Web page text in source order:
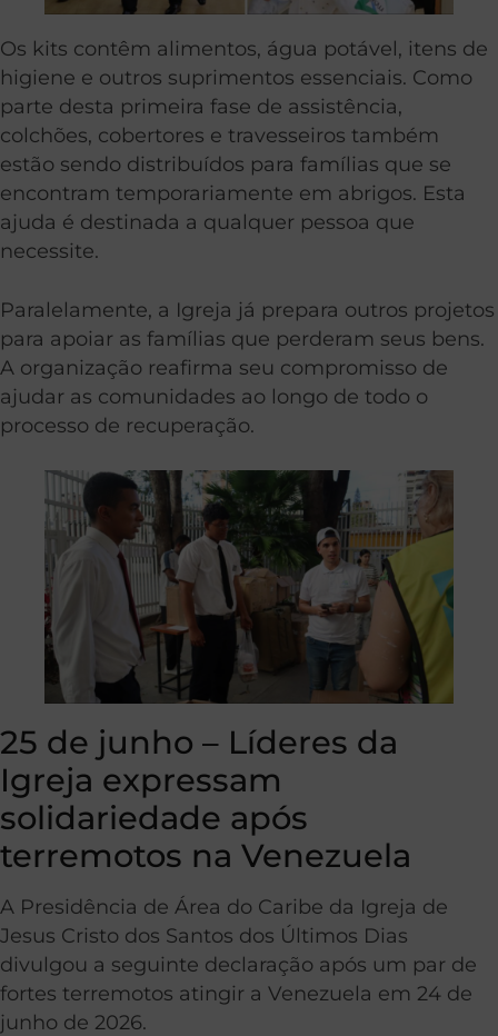
Os kits contêm alimentos, água potável, itens de
higiene e outros suprimentos essenciais. Como
parte desta primeira fase de assistência,
colchões, cobertores e travesseiros também
estão sendo distribuídos para famílias que se
encontram temporariamente em abrigos. Esta
ajuda é destinada a qualquer pessoa que
necessite.
Paralelamente, a Igreja já prepara outros projetos
para apoiar as famílias que perderam seus bens.
A organização reafirma seu compromisso de
ajudar as comunidades ao longo de todo o
processo de recuperação.
25 de junho – Líderes da
Igreja expressam
solidariedade após
terremotos na Venezuela
A Presidência de Área do Caribe da Igreja de
Jesus Cristo dos Santos dos Últimos Dias
divulgou a seguinte declaração após um par de
fortes terremotos atingir a Venezuela em 24 de
junho de 2026.